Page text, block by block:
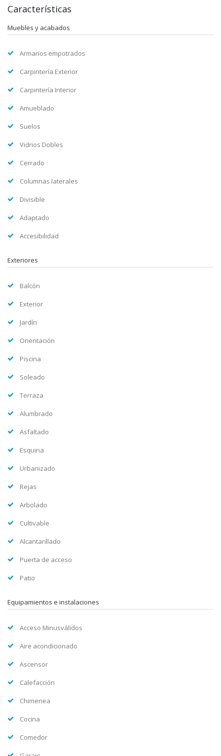
Características
Muebles y acabados
Armarios empotrados
Carpintería Exterior
Carpintería Interior
Amueblado
Suelos
Vidrios Dobles
Cerrado
Columnas laterales
Divisible
Adaptado
Accesibilidad
Exteriores
Balcón
Exterior
Jardín
Orientación
Piscina
Soleado
Terraza
Alumbrado
Asfaltado
Esquina
Urbanizado
Rejas
Arbolado
Cultivable
Alcantarillado
Puerta de acceso
Patio
Equipamientos e instalaciones
Acceso Minusválidos
Aire acondicionado
Ascensor
Calefacción
Chimenea
Cocina
Comedor